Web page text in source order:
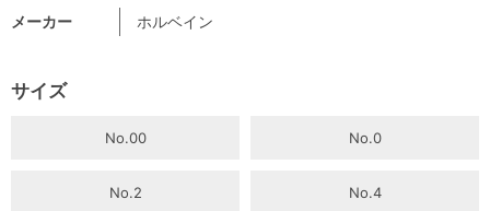
メーカー ホルベイン
サイズ
No.00 No.0
No.2 No.4